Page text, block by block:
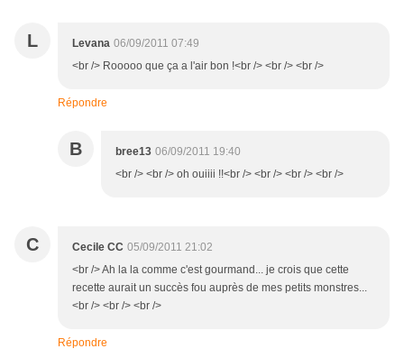
L Levana 06/09/2011 07:49
<br /> Rooooo que ça a l'air bon !<br /> <br /> <br />
Répondre
B bree13 06/09/2011 19:40
<br /> <br /> oh ouiiii !!<br /> <br /> <br /> <br />
C Cecile CC 05/09/2011 21:02
<br /> Ah la la comme c'est gourmand... je crois que cette
recette aurait un succès fou auprès de mes petits monstres...
<br /> <br /> <br />
Répondre